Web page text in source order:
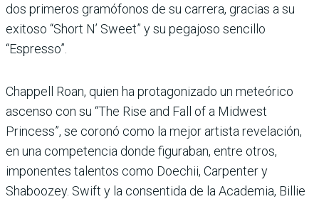
dos primeros gramófonos de su carrera, gracias a su
exitoso “Short N’ Sweet” y su pegajoso sencillo
“Espresso”.
Chappell Roan, quien ha protagonizado un meteórico
ascenso con su “The Rise and Fall of a Midwest
Princess”, se coronó como la mejor artista revelación,
en una competencia donde figuraban, entre otros,
imponentes talentos como Doechii, Carpenter y
Shaboozey. Swift y la consentida de la Academia, Billie